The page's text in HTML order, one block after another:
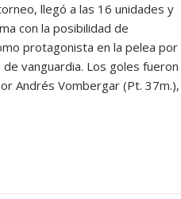
llegó a las 16 unidades y
con la posibilidad de
protagonista en la pelea por
vanguardia. Los goles fueron
Andrés Vombergar (Pt. 37m.),